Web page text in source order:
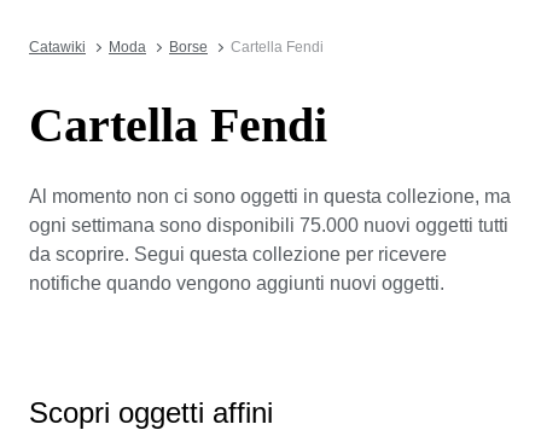
Catawiki Moda Borse Cartella Fendi
Cartella Fendi
Al momento non ci sono oggetti in questa collezione, ma
ogni settimana sono disponibili 75.000 nuovi oggetti tutti
da scoprire. Segui questa collezione per ricevere
notifiche quando vengono aggiunti nuovi oggetti.
Scopri oggetti affini